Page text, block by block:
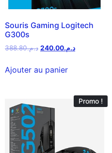
Souris Gaming Logitech
G300s
د.م.388.80 د.م.240.00
Ajouter au panier
Promo !